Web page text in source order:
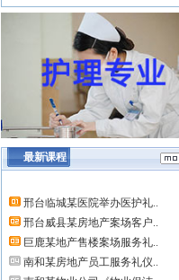
最新课程
邢台临城某医院举办医护礼..
邢台威县某房地产案场客户..
巨鹿某地产售楼案场服务礼..
南和某房地产员工服务礼仪..